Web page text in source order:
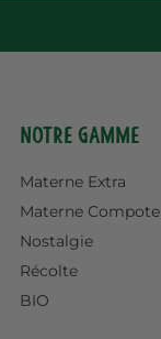
Notre gamme
Materne Extra
Materne Compote
Nostalgie
Récolte
BIO